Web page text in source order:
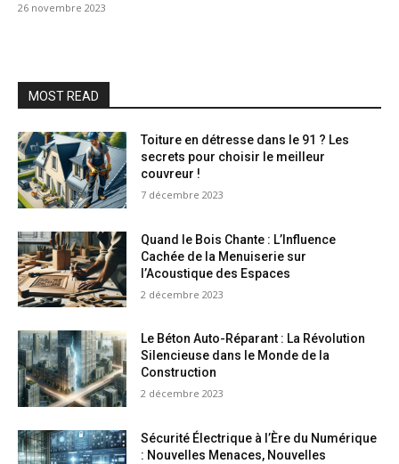
26 novembre 2023
MOST READ
Toiture en détresse dans le 91 ? Les
secrets pour choisir le meilleur
couvreur !
7 décembre 2023
Quand le Bois Chante : L’Influence
Cachée de la Menuiserie sur
l’Acoustique des Espaces
2 décembre 2023
Le Béton Auto-Réparant : La Révolution
Silencieuse dans le Monde de la
Construction
2 décembre 2023
Sécurité Électrique à l’Ère du Numérique
: Nouvelles Menaces, Nouvelles